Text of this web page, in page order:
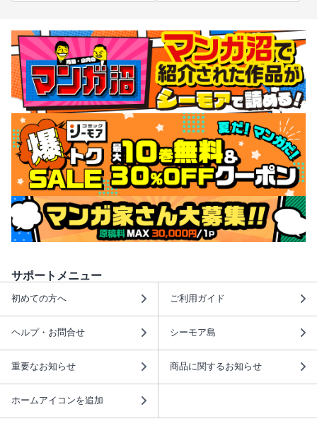
サポートメニュー
初めての方へ ご利用ガイド
ヘルプ・お問合せ シーモア島
重要なお知らせ 商品に関するお知らせ
ホームアイコンを追加